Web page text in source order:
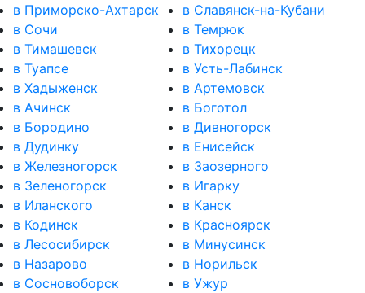
в Приморско-Ахтарск
в Славянск-на-Кубани
в Сочи
в Темрюк
в Тимашевск
в Тихорецк
в Туапсе
в Усть-Лабинск
в Хадыженск
в Артемовск
в Ачинск
в Боготол
в Бородино
в Дивногорск
в Дудинку
в Енисейск
в Железногорск
в Заозерного
в Зеленогорск
в Игарку
в Иланского
в Канск
в Кодинск
в Красноярск
в Лесосибирск
в Минусинск
в Назарово
в Норильск
в Сосновоборск
в Ужур